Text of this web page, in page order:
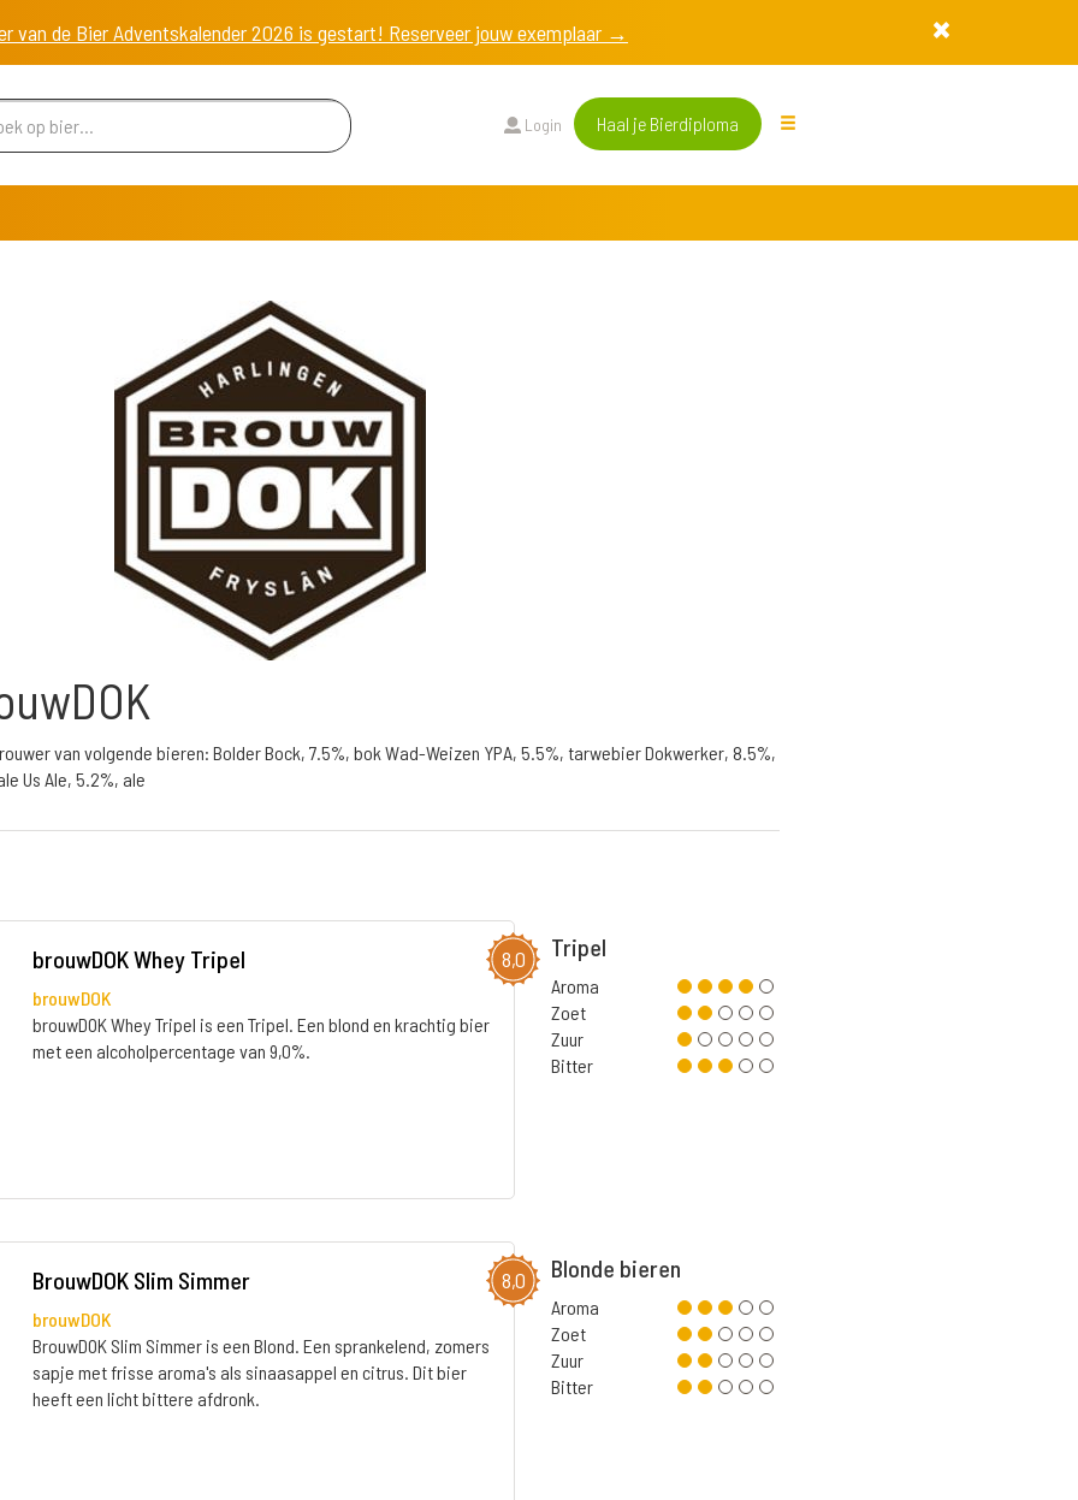
van de Bier Adventskalender 2026 is gestart! Reserveer jouw exemplaar →
Login Haal je Bierdiploma
van volgende bieren: Bolder Bock, 7.5%, bok Wad-Weizen YPA, 5.5%, tarwebier Dokwerker, 8.5%,
Us Ale, 5.2%, ale
8,0
brouwDOK Whey Tripel
brouwDOK
brouwDOK Whey Tripel is een Tripel. Een blond en krachtig bier
met een alcoholpercentage van 9,0%.
Tripel
Aroma
Zoet
Zuur
Bitter
8,0
BrouwDOK Slim Simmer
brouwDOK
BrouwDOK Slim Simmer is een Blond. Een sprankelend, zomers
sapje met frisse aroma's als sinaasappel en citrus. Dit bier
heeft een licht bittere afdronk.
Blonde bieren
Aroma
Zoet
Zuur
Bitter